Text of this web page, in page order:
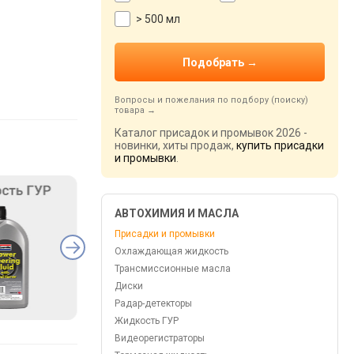
> 500 мл
Вопросы и пожелания по подбору (поиску)
товара
Каталог присадок и промывок 2026 -
новинки, хиты продаж, купить присадки
и промывки
АВТОХИМИЯ И МАСЛА
Присадки и промывки
Охлаждающая жидкость
Трансмиссионные масла
Диски
Радар-детекторы
Жидкость ГУР
Видеорегистраторы